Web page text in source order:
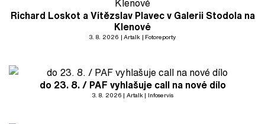
Richard Loskot a Vítězslav Plavec v Galerii Stodola na
Klenové
3. 8. 2026 Artalk Fotoreporty
do 23. 8. / PAF vyhlašuje call na nové dílo
3. 8. 2026 Artalk Infoservis